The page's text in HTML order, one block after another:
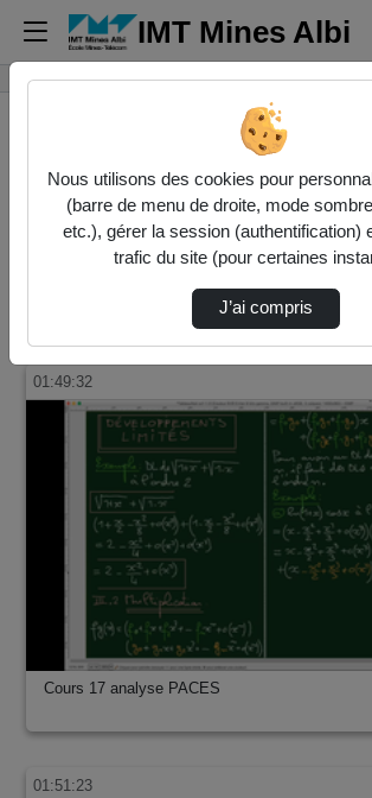
IMT Mines Albi
Accueil Vidéos
13 vidéos trouvées
01:49:32
Cours 17 analyse PACES
01:51:23
Nous utilisons des cookies pour
(barre de menu de droite, mode
etc.), gérer la session (authentification)
trafic du site (pour certaines
J’ai compris